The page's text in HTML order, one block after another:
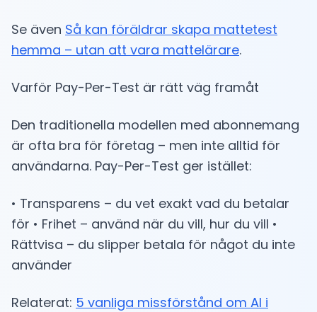
Se även Så kan föräldrar skapa mattetest
hemma – utan att vara mattelärare.
Varför Pay-Per-Test är rätt väg framåt
Den traditionella modellen med abonnemang
är ofta bra för företag – men inte alltid för
användarna. Pay-Per-Test ger istället:
• Transparens – du vet exakt vad du betalar
för • Frihet – använd när du vill, hur du vill •
Rättvisa – du slipper betala för något du inte
använder
Relaterat: 5 vanliga missförstånd om AI i